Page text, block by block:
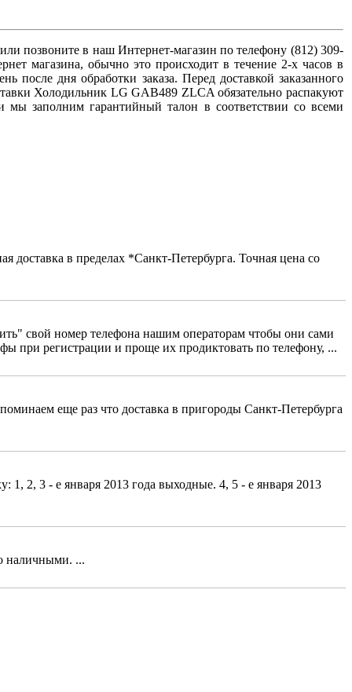
позвоните в наш Интернет-магазин по телефону (812) 309-
магазина, обычно это происходит в течение 2-х часов в
дня обработки заказа. Перед доставкой заказанного
Холодильник LG GAB489 ZLCA обязательно распакуют
заполним гарантийный талон в соответствии со всеми
доставка в пределах *Санкт-Петербурга. Точная цена со
свой номер телефона нашим операторам чтобы они сами
при регистрации и проще их продиктовать по телефону, ...
еще раз что доставка в пригороды Санкт-Петербурга
1, 2, 3 - е января 2013 года выходные. 4, 5 - е января 2013
наличными. ...